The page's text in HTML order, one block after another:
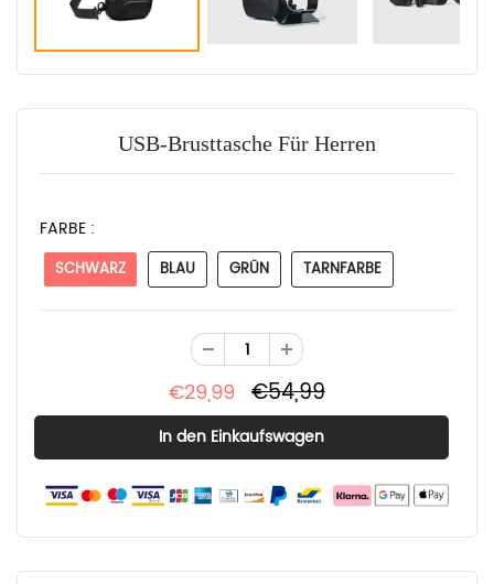
USB-Brusttasche Für Herren
FARBE :
SCHWARZ BLAU GRÜN TARNFARBE
€29,99 €54,99